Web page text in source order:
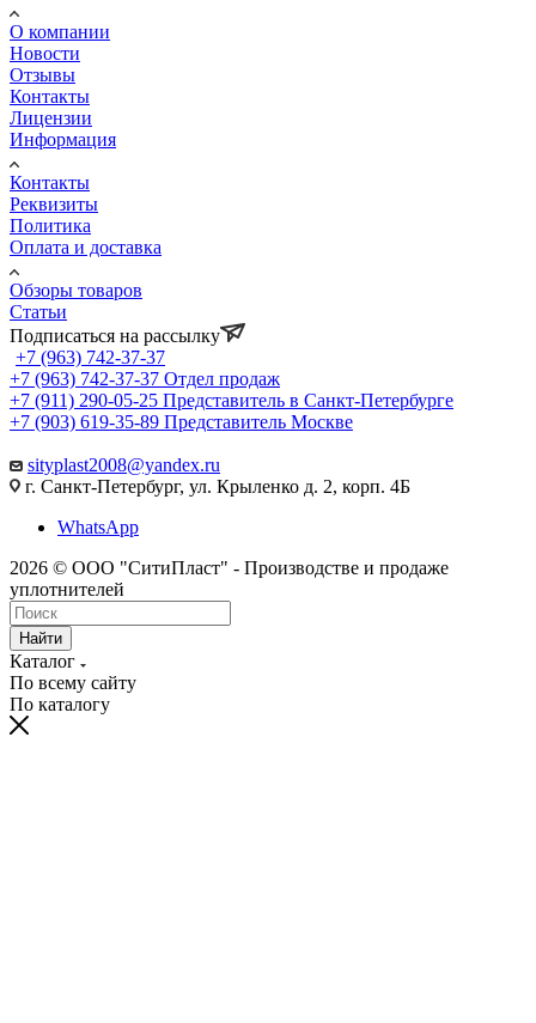
О компании
Новости
Отзывы
Контакты
Лицензии
Информация
Контакты
Реквизиты
Политика
Оплата и доставка
Обзоры товаров
Статьи
Подписаться на рассылку
+7 (963) 742-37-37
+7 (963) 742-37-37 Отдел продаж
+7 (911) 290-05-25 Представитель в Санкт-Петербурге
+7 (903) 619-35-89 Представитель Москве
sityplast2008@yandex.ru
г. Санкт-Петербург, ул. Крыленко д. 2, корп. 4Б
WhatsApp
2026 © ООО "СитиПласт" - Производстве и продаже
уплотнителей
Найти
Каталог
По всему сайту
По каталогу